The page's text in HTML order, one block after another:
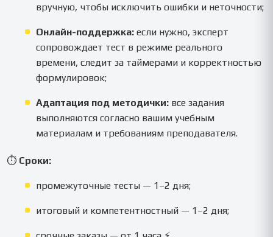
вручную, чтобы исключить ошибки и неточности;
Онлайн-поддержка: если нужно, эксперт
сопровождает тест в режиме реального
времени, следит за таймерами и корректностью
формулировок;
Адаптация под методички: все задания
выполняются согласно вашим учебным
материалам и требованиям преподавателя.
⏱️ Сроки:
промежуточные тесты — 1–2 дня;
итоговый и компетентностный — 1–2 дня;